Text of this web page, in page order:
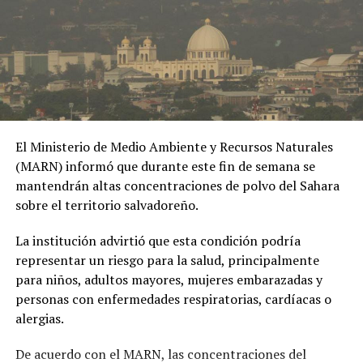
herramienta de chantaje.
#OPINE. El Gaula de la
Policía capturó en
Ibagué a una joven de
19 años señalada de
extorsionar al hombre
con quien sostuvo una
relación
extramatrimonial, a
quien amenazaba con
exponer material íntimo
y contarle a su esposa
si no le entregaba la
El Ministerio de Medio Ambiente y Recursos Naturales
(MARN) informó que durante este fin de semana se
mantendrán altas concentraciones de polvo del Sahara
sobre el territorio salvadoreño.
La institución advirtió que esta condición podría
representar un riesgo para la salud, principalmente
para niños, adultos mayores, mujeres embarazadas y
personas con enfermedades respiratorias, cardíacas o
alergias.
De acuerdo con el MARN, las concentraciones del